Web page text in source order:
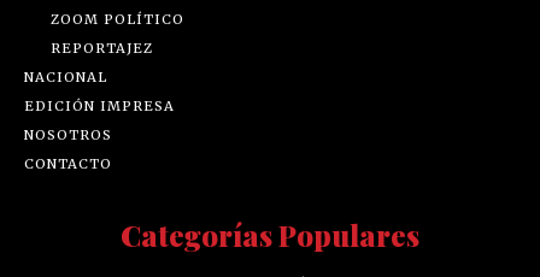
ZOOM POLÍTICO
REPORTAJEZ
NACIONAL
EDICIÓN IMPRESA
NOSOTROS
CONTACTO
Categorías Populares